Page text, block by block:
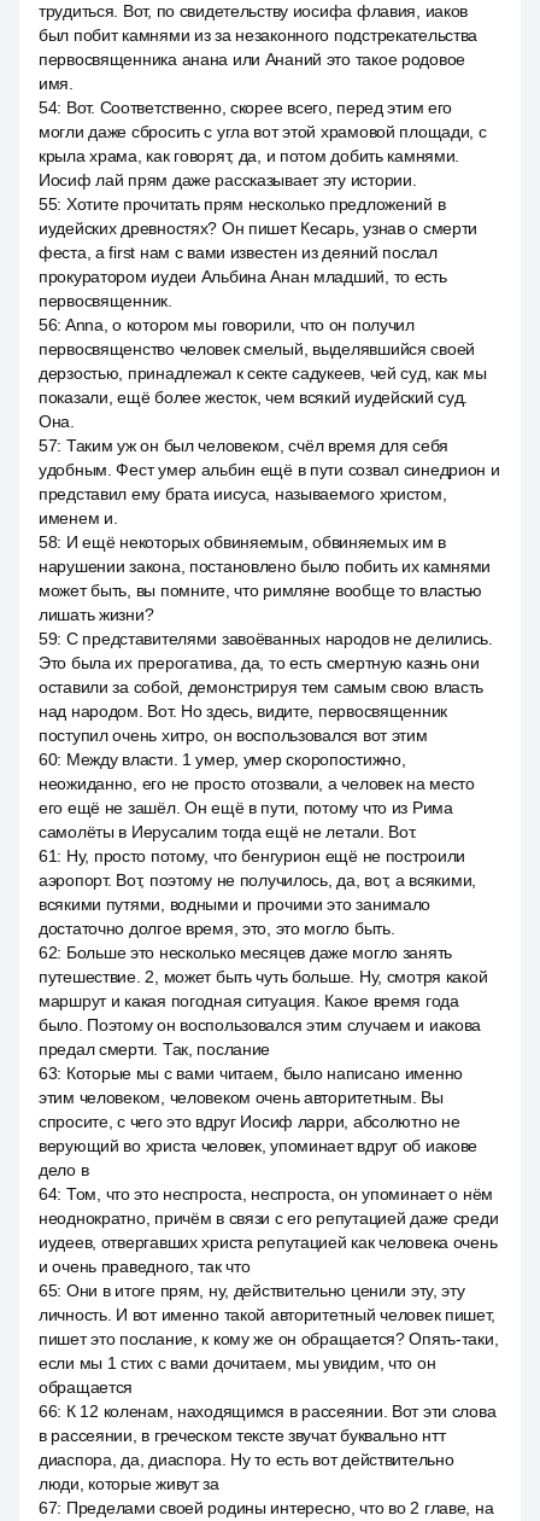
трудиться. Вот, по свидетельству иосифа флавия, иаков
был побит камнями из за незаконного подстрекательства
первосвященника анана или Ананий это такое родовое
имя.
54: Вот. Соответственно, скорее всего, перед этим его
могли даже сбросить с угла вот этой храмовой площади, с
крыла храма, как говорят, да, и потом добить камнями.
Иосиф лай прям даже рассказывает эту истории.
55: Хотите прочитать прям несколько предложений в
иудейских древностях? Он пишет Кесарь, узнав о смерти
феста, а first нам с вами известен из деяний послал
прокуратором иудеи Альбина Анан младший, то есть
первосвященник.
56: Anna, о котором мы говорили, что он получил
первосвященство человек смелый, выделявшийся своей
дерзостью, принадлежал к секте садукеев, чей суд, как мы
показали, ещё более жесток, чем всякий иудейский суд.
Она.
57: Таким уж он был человеком, счёл время для себя
удобным. Фест умер альбин ещё в пути созвал синедрион и
представил ему брата иисуса, называемого христом,
именем и.
58: И ещё некоторых обвиняемым, обвиняемых им в
нарушении закона, постановлено было побить их камнями
может быть, вы помните, что римляне вообще то властью
лишать жизни?
59: С представителями завоёванных народов не делились.
Это была их прерогатива, да, то есть смертную казнь они
оставили за собой, демонстрируя тем самым свою власть
над народом. Вот. Но здесь, видите, первосвященник
поступил очень хитро, он воспользовался вот этим
60: Между власти. 1 умер, умер скоропостижно,
неожиданно, его не просто отозвали, а человек на место
его ещё не зашёл. Он ещё в пути, потому что из Рима
самолёты в Иерусалим тогда ещё не летали. Вот.
61: Ну, просто потому, что бенгурион ещё не построили
аэропорт. Вот, поэтому не получилось, да, вот, а всякими,
всякими путями, водными и прочими это занимало
достаточно долгое время, это, это могло быть.
62: Больше это несколько месяцев даже могло занять
путешествие. 2, может быть чуть больше. Ну, смотря какой
маршрут и какая погодная ситуация. Какое время года
было. Поэтому он воспользовался этим случаем и иакова
предал смерти. Так, послание
63: Которые мы с вами читаем, было написано именно
этим человеком, человеком очень авторитетным. Вы
спросите, с чего это вдруг Иосиф ларри, абсолютно не
верующий во христа человек, упоминает вдруг об иакове
дело в
64: Том, что это неспроста, неспроста, он упоминает о нём
неоднократно, причём в связи с его репутацией даже среди
иудеев, отвергавших христа репутацией как человека очень
и очень праведного, так что
65: Они в итоге прям, ну, действительно ценили эту, эту
личность. И вот именно такой авторитетный человек пишет,
пишет это послание, к кому же он обращается? Опять-таки,
если мы 1 стих с вами дочитаем, мы увидим, что он
обращается
66: К 12 коленам, находящимся в рассеянии. Вот эти слова
в рассеянии, в греческом тексте звучат буквально нтт
диаспора, да, диаспора. Ну то есть вот действительно
люди, которые живут за
67: Пределами своей родины интересно, что во 2 главе, на